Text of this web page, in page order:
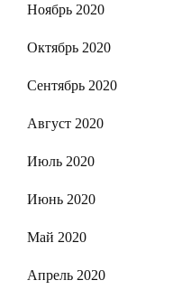
Ноябрь 2020
Октябрь 2020
Сентябрь 2020
Август 2020
Июль 2020
Июнь 2020
Май 2020
Апрель 2020